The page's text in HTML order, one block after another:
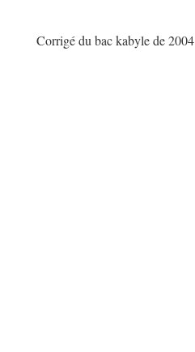
Corrigé du bac kabyle de 2004